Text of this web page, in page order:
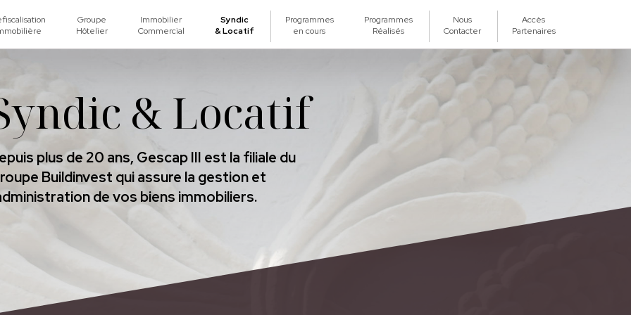
Groupe
Hôtelier
Immobilier
Commercial
Syndic
& Locatif
Programmes
en cours
Programmes
Réalisés
Nous
Contacter
Accès
Partenaires
& Locatif
plus de 20 ans, Gescap III est la filiale du
Buildinvest qui assure la gestion et
de vos biens immobiliers.